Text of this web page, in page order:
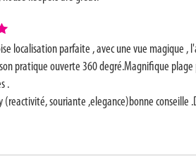
localisation parfaite , avec une vue magique
pratique ouverte 360 degré.Magnifique
.
(reactivité, souriante ,elegance)bonne conseille